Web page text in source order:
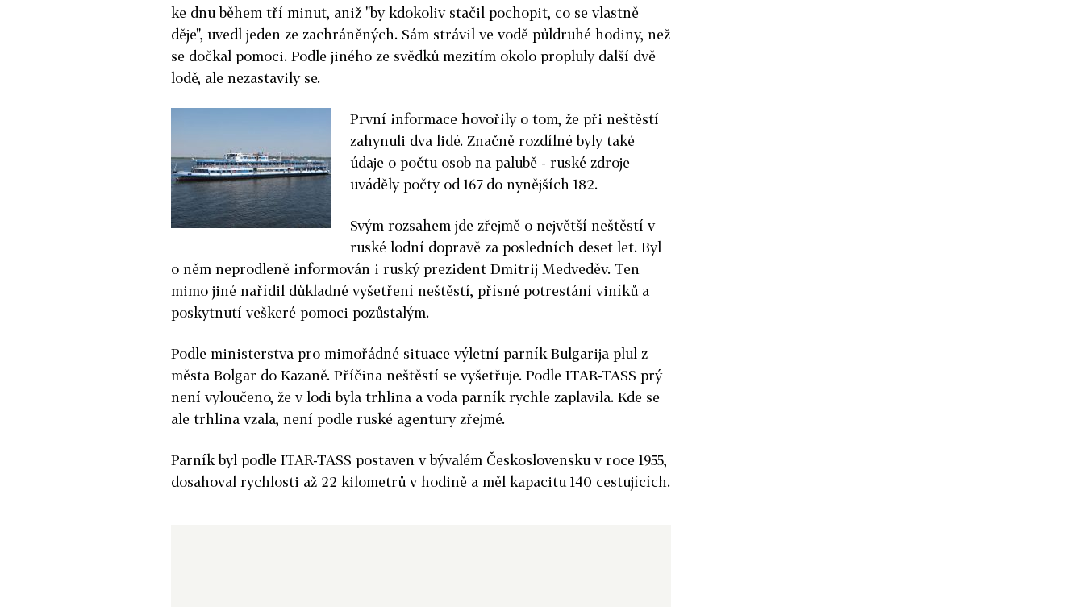
ke dnu během tří minut, aniž "by kdokoliv stačil pochopit, co se vlastně
děje", uvedl jeden ze zachráněných. Sám strávil ve vodě půldruhé hodiny, než
se dočkal pomoci. Podle jiného ze svědků mezitím okolo propluly další dvě
lodě, ale nezastavily se.
První informace hovořily o tom, že při neštěstí
zahynuli dva lidé. Značně rozdílné byly také
údaje o počtu osob na palubě - ruské zdroje
uváděly počty od 167 do nynějších 182.
Svým rozsahem jde zřejmě o největší neštěstí v
ruské lodní dopravě za posledních deset let. Byl
o něm neprodleně informován i ruský prezident Dmitrij Medveděv. Ten
mimo jiné nařídil důkladné vyšetření neštěstí, přísné potrestání viníků a
poskytnutí veškeré pomoci pozůstalým.
Podle ministerstva pro mimořádné situace výletní parník Bulgarija plul z
města Bolgar do Kazaně. Příčina neštěstí se vyšetřuje. Podle ITAR-TASS prý
není vyloučeno, že v lodi byla trhlina a voda parník rychle zaplavila. Kde se
ale trhlina vzala, není podle ruské agentury zřejmé.
Parník byl podle ITAR-TASS postaven v bývalém Československu v roce 1955,
dosahoval rychlosti až 22 kilometrů v hodině a měl kapacitu 140 cestujících.